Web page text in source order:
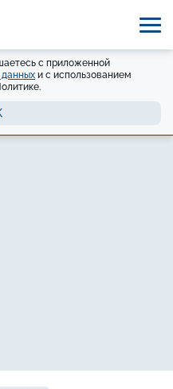
с приложенной
и с использованием